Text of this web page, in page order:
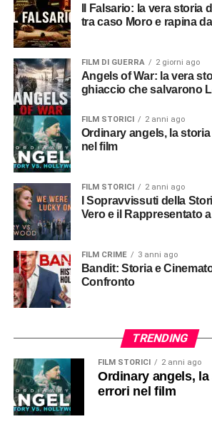
tra caso Moro e rapina
FILM DI GUERRA 2 giorni ago
Angels of War: la vera storia dei velisti sul
ghiaccio che salvarono
FILM STORICI 2 anni ago
Ordinary angels, la storia vera e gli errori
nel film
FILM STORICI 2 anni ago
Vero e il Rappresentato
FILM CRIME 3 anni ago
Bandit: Storia e Cinematografia a
Confronto
TRENDING
FILM STORICI 2 anni ago
Ordinary angels,
errori nel film